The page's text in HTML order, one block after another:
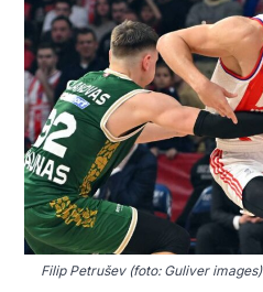
Filip Petrušev (foto: Guliver images)